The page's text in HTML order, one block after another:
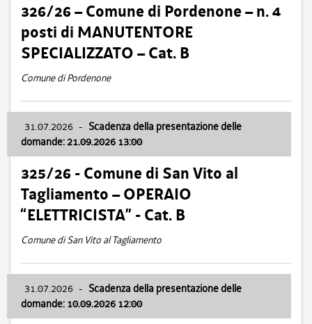
326/26 – Comune di Pordenone – n. 4
posti di MANUTENTORE
SPECIALIZZATO – Cat. B
Comune di Pordenone
31.07.2026 - Scadenza della presentazione delle
domande: 21.09.2026 13:00
325/26 - Comune di San Vito al
Tagliamento – OPERAIO
“ELETTRICISTA” - Cat. B
Comune di San Vito al Tagliamento
31.07.2026 - Scadenza della presentazione delle
domande: 10.09.2026 12:00